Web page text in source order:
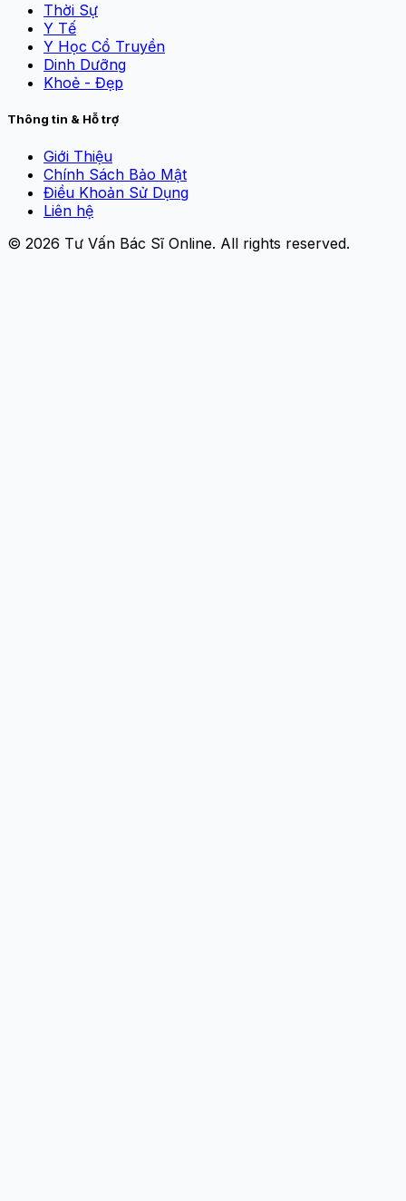
Thời Sự
Y Tế
Y Học Cổ Truyền
Dinh Dưỡng
Khoẻ - Đẹp
Thông tin & Hỗ trợ
Giới Thiệu
Chính Sách Bảo Mật
Điều Khoản Sử Dụng
Liên hệ
© 2026 Tư Vấn Bác Sĩ Online. All rights reserved.